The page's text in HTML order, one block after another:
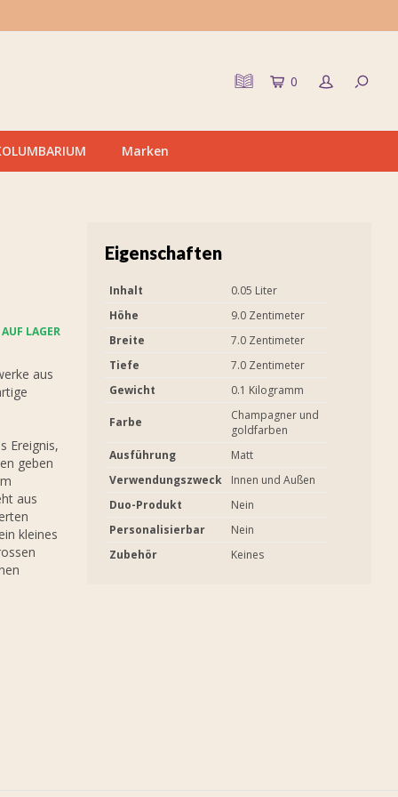
0
Marken
LAGER
aus
Ereignis,
geben
aus
kleines
Eigenschaften
Inhalt
0.05 Liter
Höhe
9.0 Zentimeter
Breite
7.0 Zentimeter
Tiefe
7.0 Zentimeter
Gewicht
0.1 Kilogramm
Farbe
Champagner und
goldfarben
Ausführung
Matt
Verwendungszweck
Innen und Außen
Duo-Produkt
Nein
Personalisierbar
Nein
Zubehör
Keines